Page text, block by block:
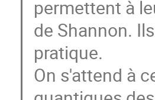
permettent à
de Shannon.
pratique.
On s'attend à